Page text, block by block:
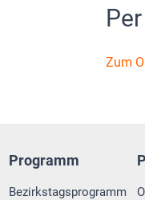
Zum
Programm
Bezirkstagsprogramm